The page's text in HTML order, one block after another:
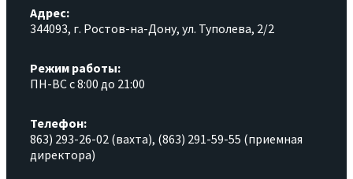
Адрес:
344093, г. Ростов-на-Дону, ул. Туполева, 2/2
Режим работы:
ПН-ВС с 8:00 до 21:00
Телефон:
863) 293-26-02 (вахта), (863) 291-59-55 (приемная
директора)